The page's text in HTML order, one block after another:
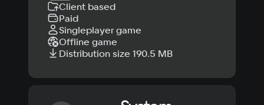
Client based
Paid
Singleplayer game
Offline game
Distribution size 190.5 MB